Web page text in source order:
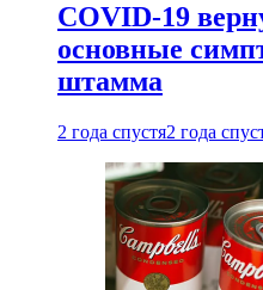
COVID-19
основные
штамма
2 года спустя2 года